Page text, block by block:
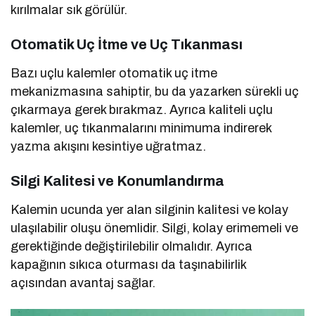
kırılmalar sık görülür.
Otomatik Uç İtme ve Uç Tıkanması
Bazı uçlu kalemler otomatik uç itme
mekanizmasına sahiptir, bu da yazarken sürekli uç
çıkarmaya gerek bırakmaz. Ayrıca kaliteli uçlu
kalemler, uç tıkanmalarını minimuma indirerek
yazma akışını kesintiye uğratmaz.
Silgi Kalitesi ve Konumlandırma
Kalemin ucunda yer alan silginin kalitesi ve kolay
ulaşılabilir oluşu önemlidir. Silgi, kolay erimemeli ve
gerektiğinde değiştirilebilir olmalıdır. Ayrıca
kapağının sıkıca oturması da taşınabilirlik
açısından avantaj sağlar.